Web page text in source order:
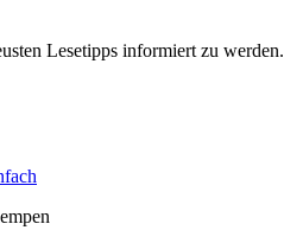
Lesetipps informiert zu werden.